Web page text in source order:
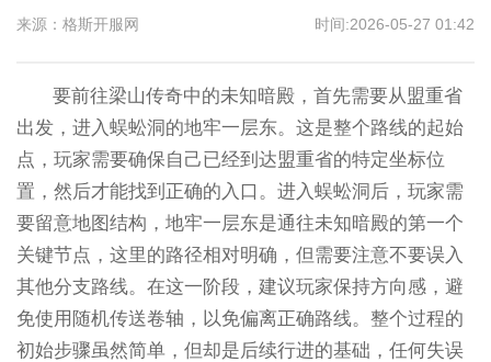
来源：格斯开服网 时间:2026-05-27 01:42
要前往梁山传奇中的未知暗殿，首先需要从盟重省
出发，进入蜈蚣洞的地牢一层东。这是整个路线的起始
点，玩家需要确保自己已经到达盟重省的特定坐标位
置，然后才能找到正确的入口。进入蜈蚣洞后，玩家需
要留意地图结构，地牢一层东是通往未知暗殿的第一个
关键节点，这里的路径相对明确，但需要注意不要误入
其他分支路线。在这一阶段，建议玩家保持方向感，避
免使用随机传送卷轴，以免偏离正确路线。整个过程的
初始步骤虽然简单，但却是后续行进的基础，任何失误